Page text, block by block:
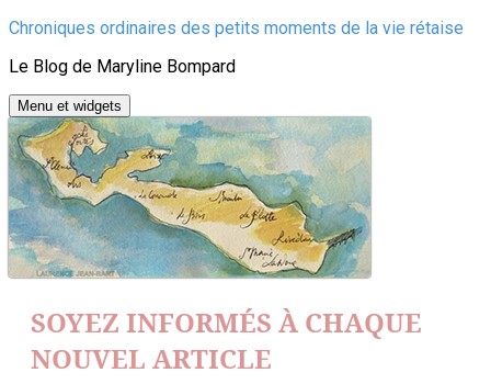
Aller
contenu
Chroniques ordinaires des petits moments de la vie rétaise
Le Blog de Maryline Bompard
Menu et widgets
SOYEZ INFORMÉS À CHAQUE
NOUVEL ARTICLE